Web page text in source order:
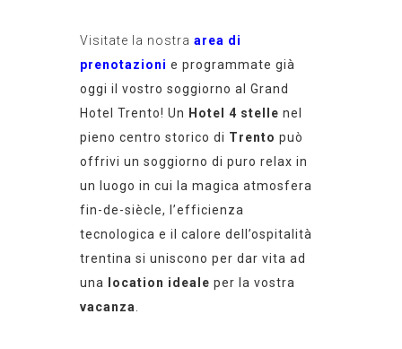
Visitate la nostra area di
prenotazioni e programmate già
oggi il vostro soggiorno al Grand
Hotel Trento! Un Hotel 4 stelle nel
pieno centro storico di Trento può
offrivi un soggiorno di puro relax in
un luogo in cui la magica atmosfera
fin-de-siècle, l’efficienza
tecnologica e il calore dell’ospitalità
trentina si uniscono per dar vita ad
una
location ideale per la vostra
vacanza